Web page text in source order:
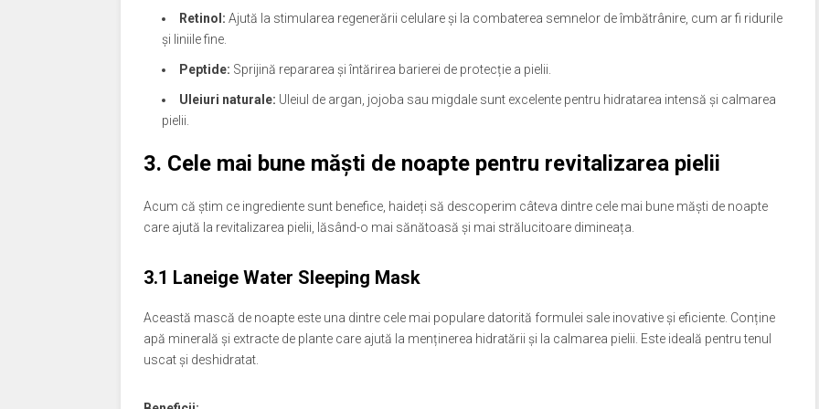
Retinol: Ajută la stimularea regenerării celulare și la combaterea semnelor de îmbătrânire, cum ar fi ridurile
și liniile fine.
Peptide: Sprijină repararea și întărirea barierei de protecție a pielii.
Uleiuri naturale: Uleiul de argan, jojoba sau migdale sunt excelente pentru hidratarea intensă și calmarea
pielii.
3. Cele mai bune măști de noapte pentru revitalizarea pielii
Acum că știm ce ingrediente sunt benefice, haideți să descoperim câteva dintre cele mai bune măști de noapte
care ajută la revitalizarea pielii, lăsând-o mai sănătoasă și mai strălucitoare dimineața.
3.1 Laneige Water Sleeping Mask
Această mască de noapte este una dintre cele mai populare datorită formulei sale inovative și eficiente. Conține
apă minerală și extracte de plante care ajută la menținerea hidratării și la calmarea pielii. Este ideală pentru tenul
uscat și deshidratat.